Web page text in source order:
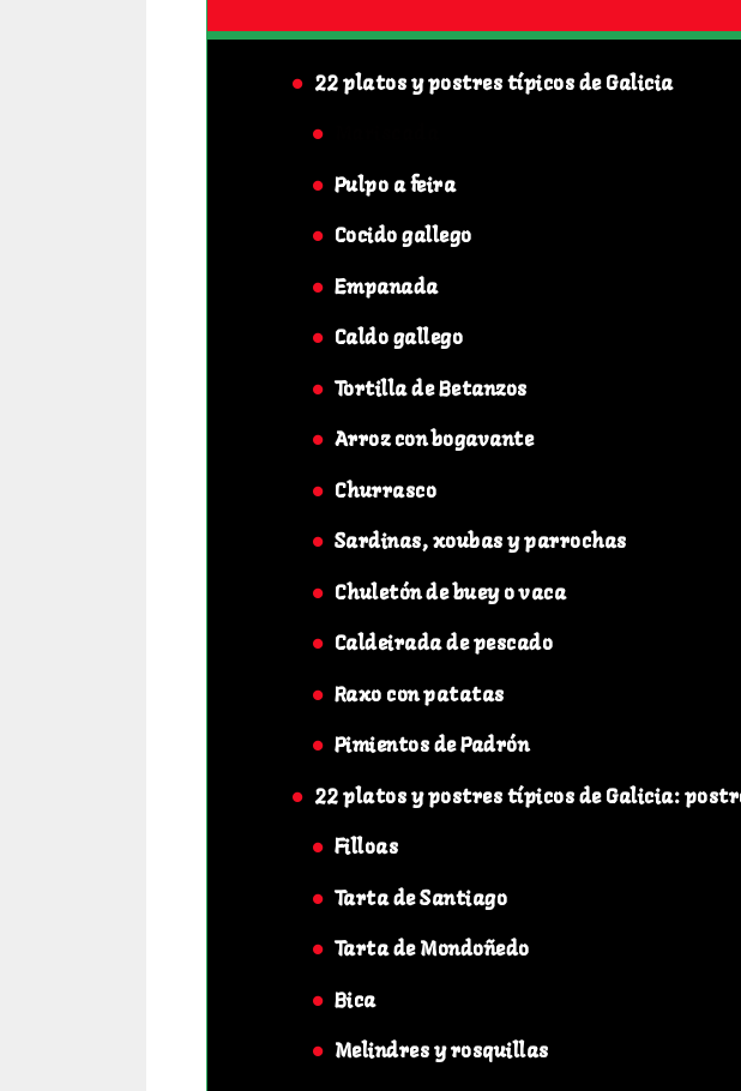
22 platos y postres típicos de Galicia
Pulpo a feira
Cocido gallego
Empanada
Caldo gallego
Tortilla de Betanzos
Arroz con bogavante
Churrasco
Sardinas, xoubas y parrochas
Chuletón de buey o vaca
Caldeirada de pescado
Raxo con patatas
Pimientos de Padrón
22 platos y postres típicos de Galicia:
Filloas
Tarta de Santiago
Tarta de Mondoñedo
Bica
Melindres y rosquillas